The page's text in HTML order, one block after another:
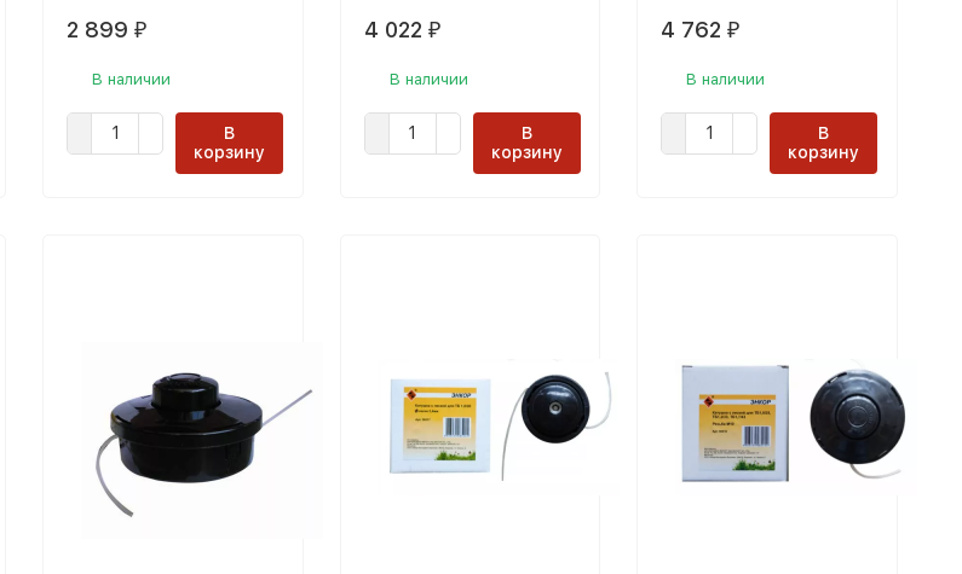
2 899 ₽
В наличии
В
корзину
4 022 ₽
В наличии
В
корзину
4 762 ₽
В наличии
В
корзину